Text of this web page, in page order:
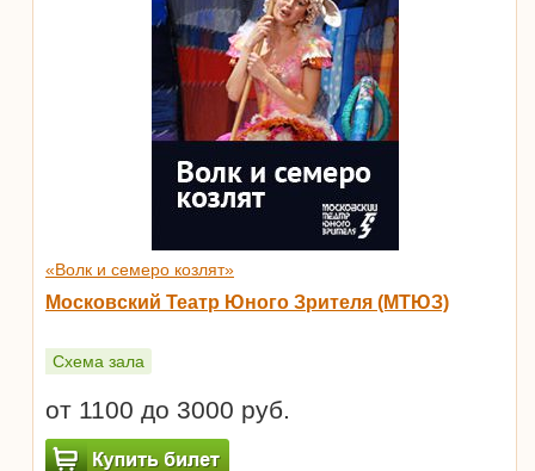
«Волк и семеро козлят»
Московский Театр Юного Зрителя (МТЮЗ)
Схема зала
от 1100 до 3000 руб.